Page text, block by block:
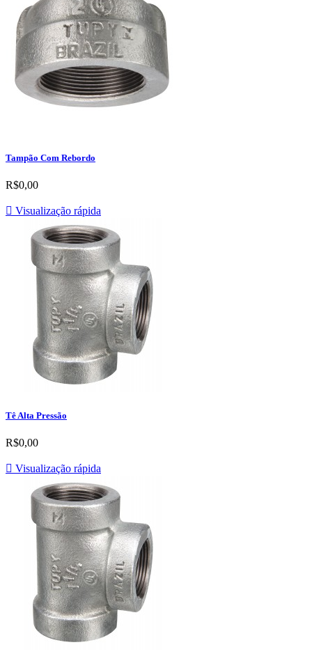
Tampão Com Rebordo
R$0,00
 Visualização rápida
Tê Alta Pressão
R$0,00
 Visualização rápida